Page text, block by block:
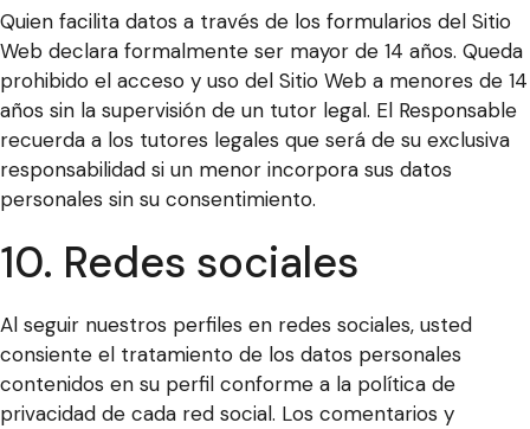
Quien facilita datos a través de los formularios del Sitio
Web declara formalmente ser mayor de 14 años. Queda
prohibido el acceso y uso del Sitio Web a menores de 14
años sin la supervisión de un tutor legal. El Responsable
recuerda a los tutores legales que será de su exclusiva
responsabilidad si un menor incorpora sus datos
personales sin su consentimiento.
10. Redes sociales
Al seguir nuestros perfiles en redes sociales, usted
consiente el tratamiento de los datos personales
contenidos en su perfil conforme a la política de
privacidad de cada red social. Los comentarios y